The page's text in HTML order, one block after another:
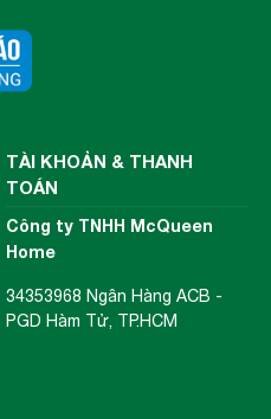
TÀI KHOẢN & THANH
TOÁN
Công ty TNHH McQueen
Home
34353968 Ngân Hàng ACB -
PGD Hàm Tử, TP.HCM